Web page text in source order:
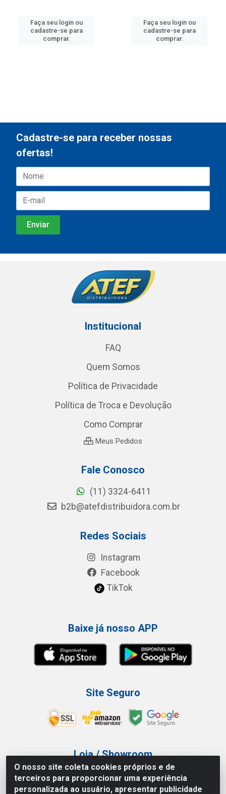
Faça seu login ou
cadastre-se para
comprar.
Faça seu login ou
cadastre-se para
comprar.
O nosso site coleta cookies próprios e de
terceiros para proporcionar uma experiência
personalizada ao usuário, apresentar publicidade
Cadastre-se para receber nossas
ofertas!
Institucional
FAQ
Quem Somos
Política de Privacidade
Política de Troca e Devolução
Como Comprar
Meus Pedidos
Fale Conosco
(11) 3324-6411
b2b@atefdistribuidora.com.br
Redes Sociais
Instagram
Facebook
TikTok
Baixe já nosso APP
Site Seguro
Loja / Showroom
Tel.: (11) 3227-0546
Av Vautier, 587/597 - Pari - São Paulo/SP